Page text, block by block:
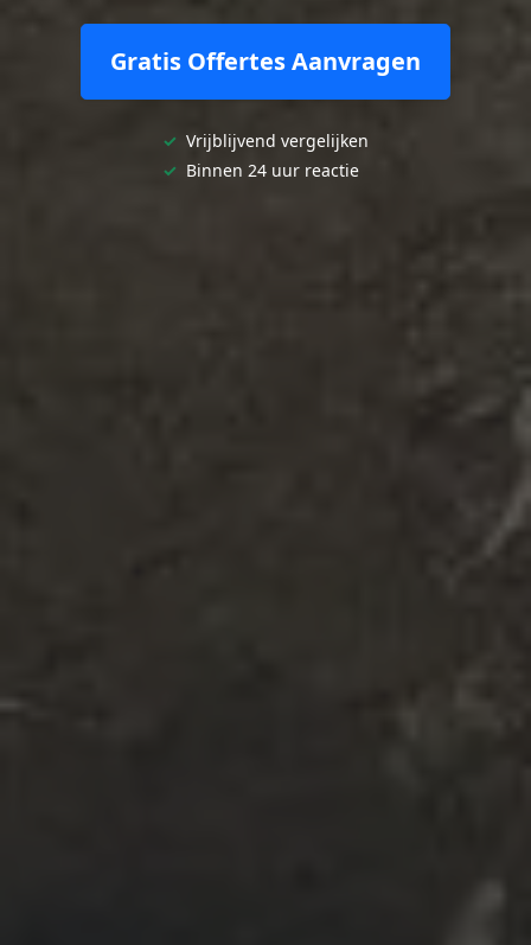
Gratis Offertes Aanvragen
✓ Vrijblijvend vergelijken
✓ Binnen 24 uur reactie